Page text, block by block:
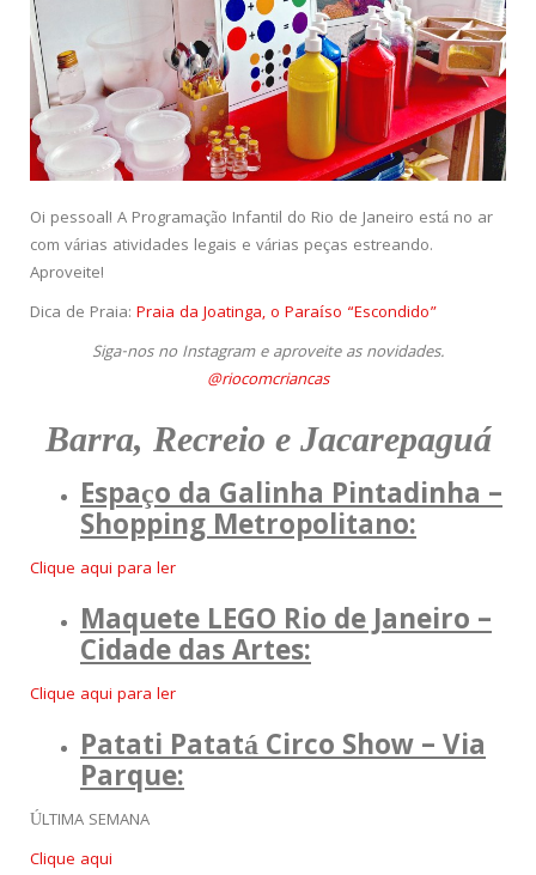
Oi pessoal! A Programação Infantil do Rio de Janeiro está no ar
com várias atividades legais e várias peças estreando.
Aproveite!
Dica de Praia: Praia da Joatinga, o Paraíso “Escondido”
Siga-nos no Instagram e aproveiteas novidades.
@riocomcriancas
Barra, Recreio e Jacarepaguá
Espaço da Galinha Pintadinha –
Shopping Metropolitano:
Clique aqui para ler
Maquete LEGO Rio de Janeiro –
Cidade das Artes:
Clique aqui para ler
Patati Patatá Circo Show – Via
Parque:
ÚLTIMA SEMANA
Clique aqui